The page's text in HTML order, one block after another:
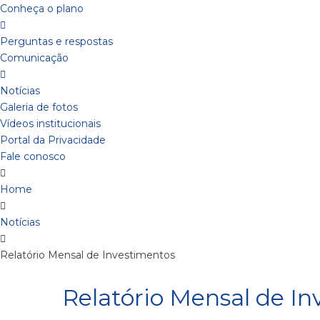
Conheça o plano
Perguntas e respostas
Comunicação
Notícias
Galeria de fotos
Vídeos institucionais
Portal da Privacidade
Fale conosco
Home
Notícias
Relatório Mensal de Investimentos
Relatório Mensal de